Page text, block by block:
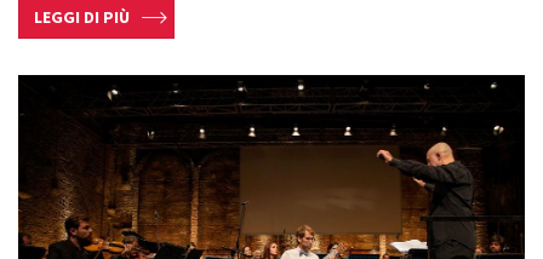
LEGGI DI PIÙ